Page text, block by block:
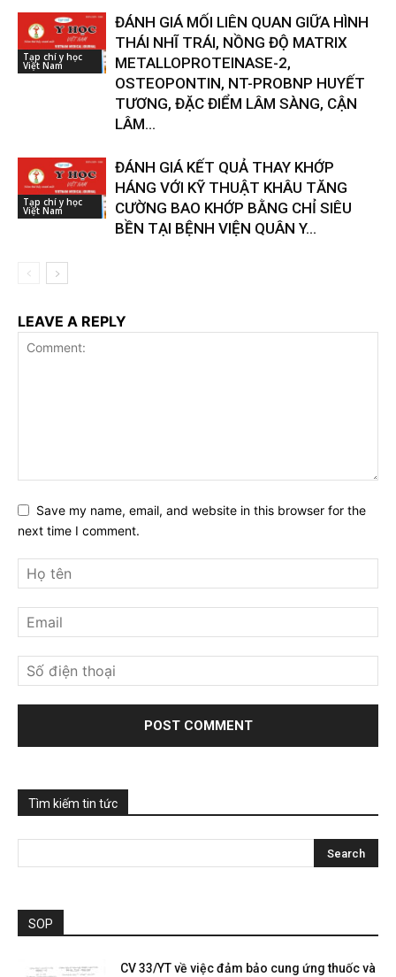
Tạp chí y học
Việt Nam
ĐÁNH GIÁ MỐI LIÊN QUAN GIỮA HÌNH
THÁI NHĨ TRÁI, NỒNG ĐỘ MATRIX
METALLOPROTEINASE-2,
OSTEOPONTIN, NT-PROBNP HUYẾT
TƯƠNG, ĐẶC ĐIỂM LÂM SÀNG, CẬN
LÂM...
Tạp chí y học
Việt Nam
ĐÁNH GIÁ KẾT QUẢ THAY KHỚP
HÁNG VỚI KỸ THUẬT KHÂU TĂNG
CƯỜNG BAO KHỚP BẰNG CHỈ SIÊU
BỀN TẠI BỆNH VIỆN QUÂN Y...
LEAVE A REPLY
Save my name, email, and website in this browser for the
next time I comment.
Tìm kiếm tin tức
SOP
CV 33/YT về việc đảm bảo cung ứng thuốc và